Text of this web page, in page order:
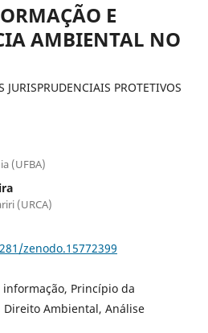
E
AMBIENTAL NO
JURISPRUDENCIAIS PROTETIVOS
(UFBA)
(URCA)
zenodo.15772399
informação, Princípio da
Ambiental, Análise